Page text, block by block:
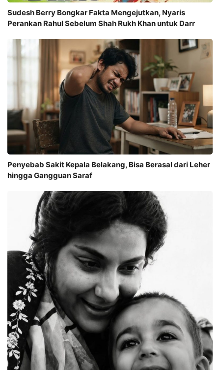
Sudesh Berry Bongkar Fakta Mengejutkan, Nyaris
Perankan Rahul Sebelum Shah Rukh Khan untuk Darr
Penyebab Sakit Kepala Belakang, Bisa Berasal dari Leher
hingga Gangguan Saraf